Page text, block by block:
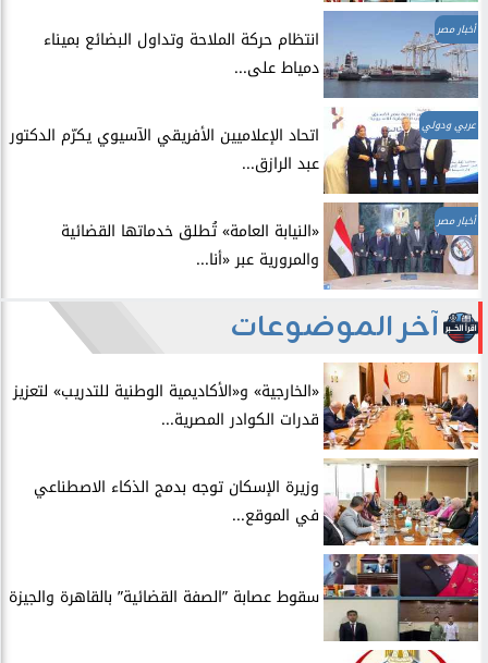
أخبار مصر
انتظام حركة الملاحة وتداول البضائع بميناء
دمياط على...
عربي ودولي
اتحاد الإعلاميين الأفريقي الآسيوي يكرّم الدكتور
عبد الرازق...
أخبار مصر
​«النيابة العامة» تُطلق خدماتها القضائية
والمرورية عبر «أنا...
آخر الموضوعات
​«الخارجية» و«الأكاديمية الوطنية للتدريب» لتعزيز
قدرات الكوادر المصرية...
​وزيرة الإسكان توجه بدمج الذكاء الاصطناعي
في الموقع...
سقوط عصابة ”الصفة القضائية” بالقاهرة والجيزة